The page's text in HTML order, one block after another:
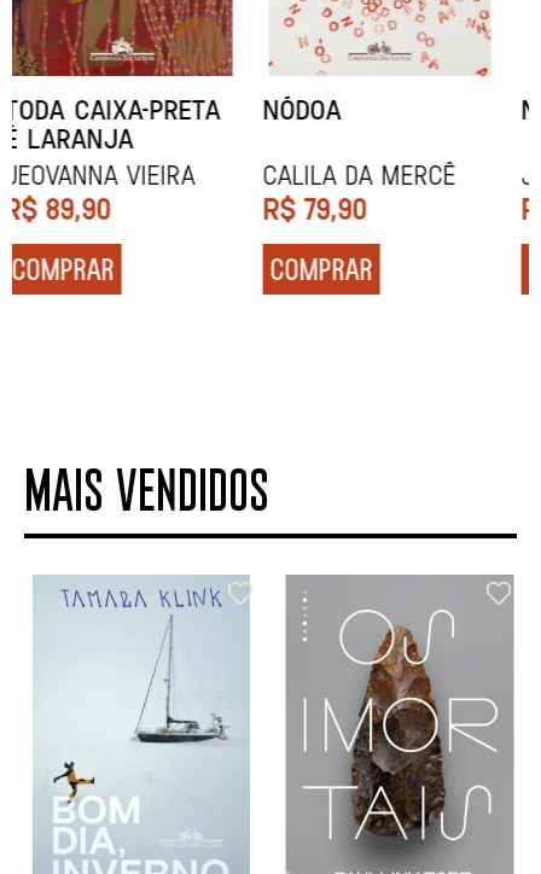
NARRAR HISTÓRIAS
John Berger
R$ 84,90
COMPRAR
SOCIOBIOGRAFIA
Didier Eribon
R$ 129,90
COMPRAR
MAIS VENDIDOS